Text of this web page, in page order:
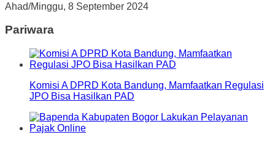
Ahad/Minggu, 8 September 2024
Pariwara
Komisi A DPRD Kota Bandung, Mamfaatkan Regulasi
JPO Bisa Hasilkan PAD